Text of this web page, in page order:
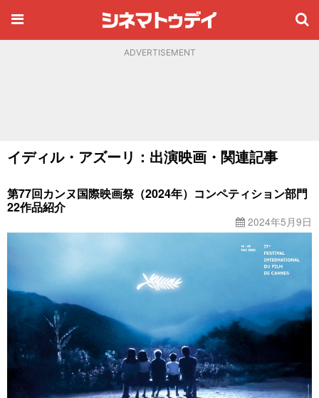
ADVERTISEMENT
イディル・アズーリ：出演映画・関連記事
第77回カンヌ国際映画祭（2024年）コンペティション部門
22作品紹介
2024年5月9日